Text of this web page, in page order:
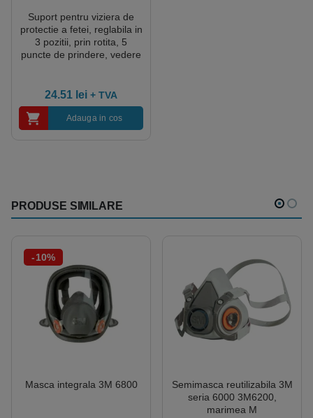
Suport pentru viziera de
protectie a fetei, reglabila in
3 pozitii, prin rotita, 5
puncte de prindere, vedere
24.51 lei + TVA
Adauga in cos
PRODUSE SIMILARE
-10%
Masca integrala 3M 6800
Semimasca reutilizabila 3M
seria 6000 3M6200,
marimea M